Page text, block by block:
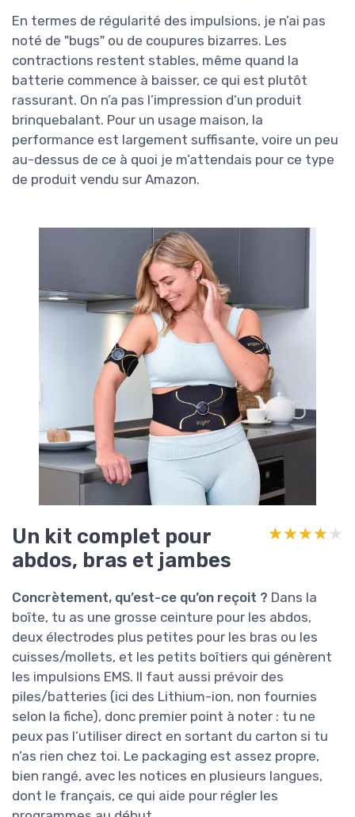
En termes de régularité des impulsions, je n’ai pas
noté de "bugs" ou de coupures bizarres. Les
contractions restent stables, même quand la
batterie commence à baisser, ce qui est plutôt
rassurant. On n’a pas l’impression d’un produit
brinquebalant. Pour un usage maison, la
performance est largement suffisante, voire un peu
au-dessus de ce à quoi je m’attendais pour ce type
de produit vendu sur Amazon.
Un kit complet pour
abdos, bras et jambes
★★★★★
★★★★★
Concrètement, qu’est-ce qu’on reçoit ? Dans la
boîte, tu as une grosse ceinture pour les abdos,
deux électrodes plus petites pour les bras ou les
cuisses/mollets, et les petits boîtiers qui génèrent
les impulsions EMS. Il faut aussi prévoir des
piles/batteries (ici des Lithium-ion, non fournies
selon la fiche), donc premier point à noter : tu ne
peux pas l’utiliser direct en sortant du carton si tu
n’as rien chez toi. Le packaging est assez propre,
bien rangé, avec les notices en plusieurs langues,
dont le français, ce qui aide pour régler les